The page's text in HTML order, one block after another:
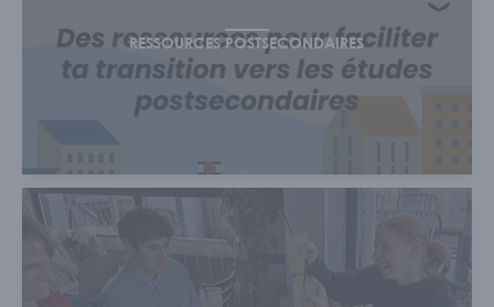
RESSOURCES POSTSECONDAIRES